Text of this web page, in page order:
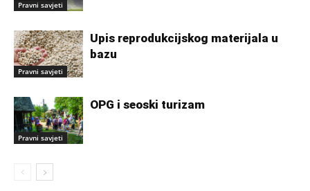
Pravni savjeti
Pravni savjeti
Upis reprodukcijskog materijala u
bazu
Pravni savjeti
OPG i seoski turizam